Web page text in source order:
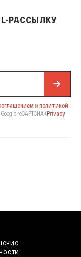
РАССЫЛКУ
и политикой
reCAPTCHA (Privacy